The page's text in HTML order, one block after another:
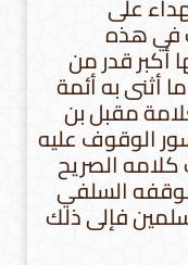
على
هذه
قدر من
به أئمة
مقبل بن
الوقوف عليه
الصريح
السلفي
فإلى ذلك